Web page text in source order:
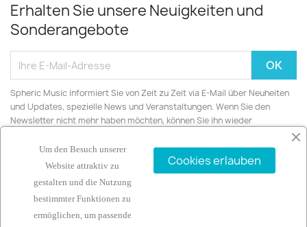
Erhalten Sie unsere Neuigkeiten und
Sonderangebote
Spheric Music informiert Sie von Zeit zu Zeit via E-Mail über Neuheiten
und Updates, spezielle News und Veranstaltungen. Wenn Sie den
Newsletter nicht mehr haben möchten, können Sie ihn wieder
ARTIKEL
Um den Besuch unserer
Website attraktiv zu
gestalten und die Nutzung
bestimmter Funktionen zu
ermöglichen, um passende
Cookies erlauben